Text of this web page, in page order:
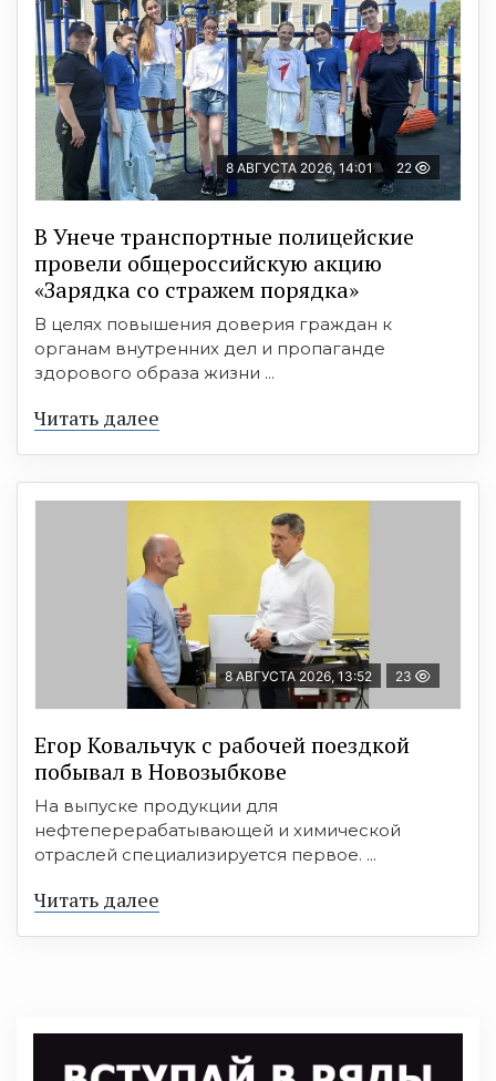
8 АВГУСТА 2026, 14:01 22
В Унече транспортные полицейские
провели общероссийскую акцию
«Зарядка со стражем порядка»
В целях повышения доверия граждан к
органам внутренних дел и пропаганде
здорового образа жизни ...
Читать далее
8 АВГУСТА 2026, 13:52 23
Егор Ковальчук с рабочей поездкой
побывал в Новозыбкове
На выпуске продукции для
нефтеперерабатывающей и химической
отраслей специализируется первое. ...
Читать далее